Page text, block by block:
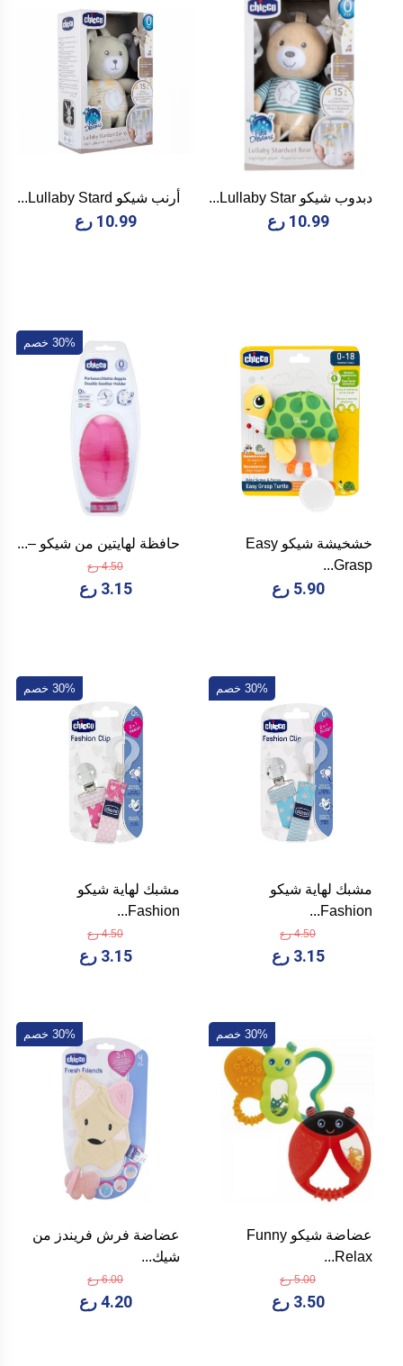
دبدوب شيكو Lullaby Star...
10.99 رع
أرنب شيكو Lullaby Stard...
10.99 رع
خشخيشة شيكو Easy
Grasp...
5.90 رع
30% خصم
حافظة لهايتين من شيكو –...
4.50 رع
3.15 رع
30% خصم
مشبك لهاية شيكو
Fashion...
4.50 رع
3.15 رع
30% خصم
مشبك لهاية شيكو
Fashion...
4.50 رع
3.15 رع
30% خصم
عضاضة شيكو Funny
Relax...
5.00 رع
3.50 رع
30% خصم
عضاضة فرش فريندز من
شيك...
6.00 رع
4.20 رع